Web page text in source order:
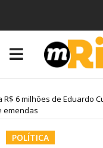
6 milhões de Eduardo
POLÍTICA